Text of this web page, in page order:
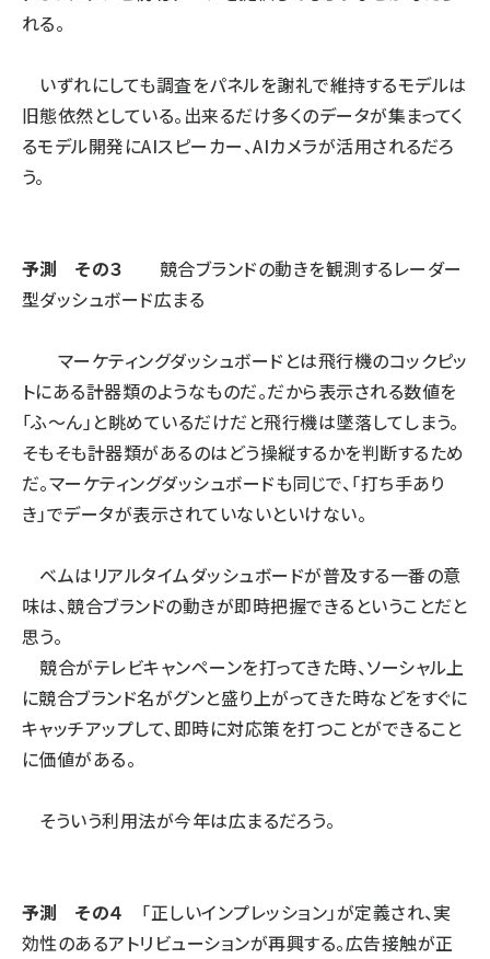
れる。
いずれにしても調査をパネルを謝礼で維持するモデルは
旧態依然としている。出来るだけ多くのデータが集まってく
るモデル開発にAIスピーカー、AIカメラが活用されるだろ
う。
予測 その３ 競合ブランドの動きを観測するレーダー
型ダッシュボード広まる
マーケティングダッシュボードとは飛行機のコックピッ
トにある計器類のようなものだ。だから表示される数値を
「ふ～ん」と眺めているだけだと飛行機は墜落してしまう。
そもそも計器類があるのはどう操縦するかを判断するため
だ。マーケティングダッシュボードも同じで、「打ち手あり
き」でデータが表示されていないといけない。
ベムはリアルタイムダッシュボードが普及する一番の意
味は、競合ブランドの動きが即時把握できるということだと
思う。
競合がテレビキャンペーンを打ってきた時、ソーシャル上
に競合ブランド名がグンと盛り上がってきた時などをすぐに
キャッチアップして、即時に対応策を打つことができること
に価値がある。
そういう利用法が今年は広まるだろう。
予測 その４ 「正しいインプレッション」が定義され、実
効性のあるアトリビューションが再興する。広告接触が正